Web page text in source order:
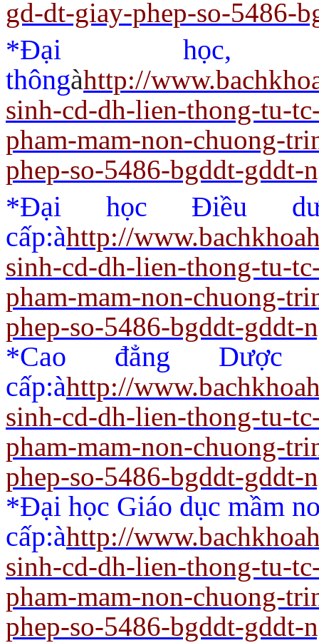
gd-dt-giay-phep-so-5486-
*Đại học,
thôngàhttp://
sinh-cd-dh-lien-thong-tu-
pham-mam-non-chuong-
phep-so-5486-bgddt-gddt-
*Đại học Điều
cấp:àhttp://
sinh-cd-dh-lien-thong-tu-
pham-mam-non-chuong-
phep-so-5486-bgddt-gddt-
*Cao đẳng
cấp:àhttp://
sinh-cd-dh-lien-thong-tu-
pham-mam-non-chuong-
phep-so-5486-bgddt-gddt-
*Đại học Giáo dục mầm
cấp:àhttp://
sinh-cd-dh-lien-thong-tu-
pham-mam-non-chuong-
phep-so-5486-bgddt-gddt-